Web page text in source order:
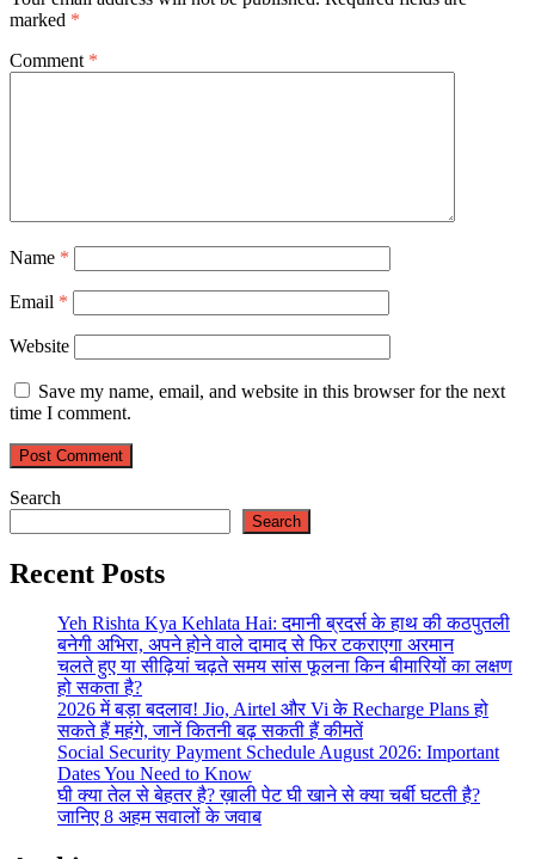
marked *
Comment *
Name *
Email *
Website
Save my name, email, and website in this browser for the next
time I comment.
Search
Search
Recent Posts
Yeh Rishta Kya Kehlata Hai: दमानी ब्रदर्स के हाथ की कठपुतली
बनेगी अभिरा, अपने होने वाले दामाद से फिर टकराएगा अरमान
चलते हुए या सीढ़ियां चढ़ते समय सांस फूलना किन बीमारियों का लक्षण
हो सकता है?
2026 में बड़ा बदलाव! Jio, Airtel और Vi के Recharge Plans हो
सकते हैं महंगे, जानें कितनी बढ़ सकती हैं कीमतें
Social Security Payment Schedule August 2026: Important
Dates You Need to Know
घी क्या तेल से बेहतर है? ख़ाली पेट घी खाने से क्या चर्बी घटती है?
जानिए 8 अहम सवालों के जवाब